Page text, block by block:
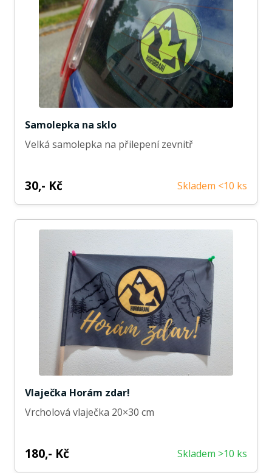
Samolepka na sklo
Velká samolepka na přilepení zevnitř
30,- Kč Skladem <10 ks
Vlaječka Horám zdar!
Vrcholová vlaječka 20×30 cm
180,- Kč Skladem >10 ks